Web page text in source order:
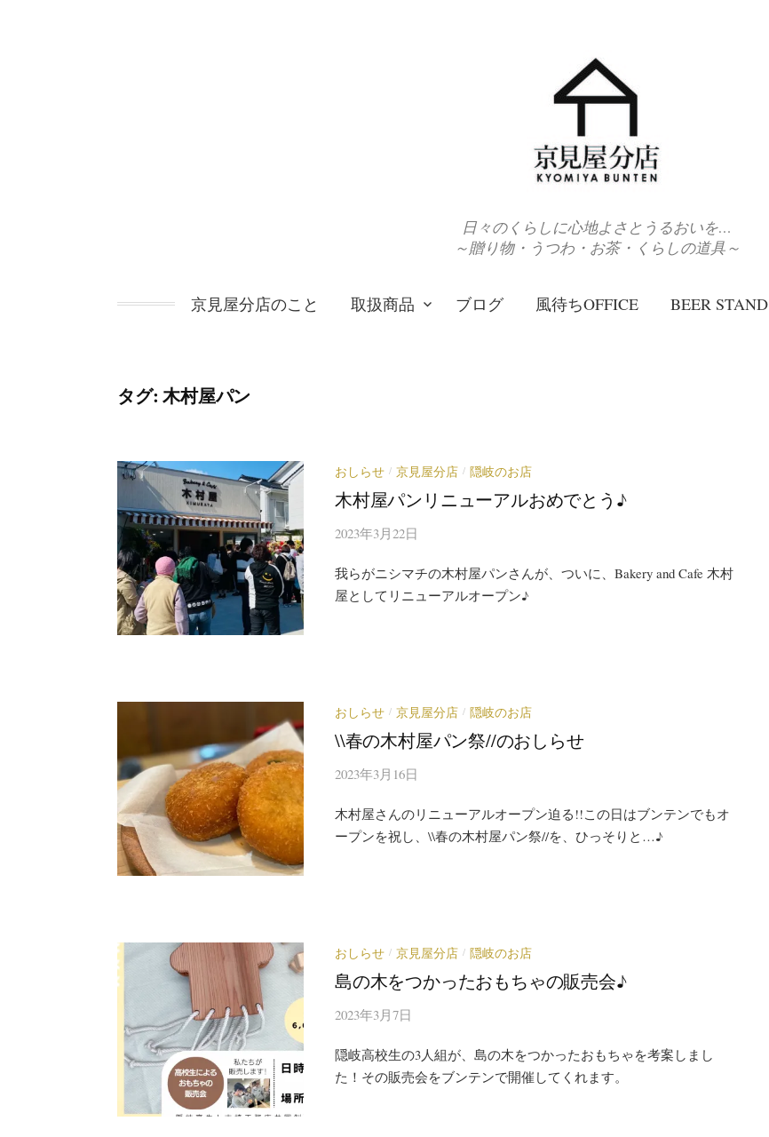
日々のくらしに心地よさとうるおいを…
～贈り物・うつわ・お茶・くらしの道具～
京見屋分店のこと 取扱商品 ブログ 風待ちOFFICE BEER STAND
タグ:木村屋パン
おしらせ / 京見屋分店 / 隠岐のお店
木村屋パンリニューアルおめでとう♪
2023年3月22日
我らがニシマチの木村屋パンさんが、ついに、Bakery and Cafe 木村
屋としてリニューアルオープン♪
おしらせ / 京見屋分店 / 隠岐のお店
\\春の木村屋パン祭//のおしらせ
2023年3月16日
木村屋さんのリニューアルオープン迫る!!この日はブンテンでもオ
ープンを祝し、\\春の木村屋パン祭//を、ひっそりと…♪
おしらせ / 京見屋分店 / 隠岐のお店
島の木をつかったおもちゃの販売会♪
2023年3月7日
隠岐高校生の3人組が、島の木をつかったおもちゃを考案しまし
た！その販売会をブンテンで開催してくれます。